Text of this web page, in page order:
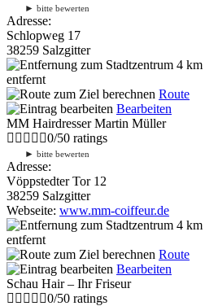
► bitte bewerten
Adresse:
Schlopweg 17
38259 Salzgitter
4 km
entfernt
Route
Bearbeiten
MM Hairdresser Martin Müller
0/50 ratings
► bitte bewerten
Adresse:
Vöppstedter Tor 12
38259 Salzgitter
Webseite: www.mm-coiffeur.de
4 km
entfernt
Route
Bearbeiten
Schau Hair – Ihr Friseur
0/50 ratings